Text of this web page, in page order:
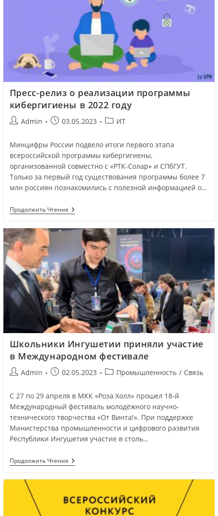
Пресс-релиз о реализации программы
кибергигиены в 2022 году
Admin 03.05.2023 ИТ
Минцифры России подвело итоги первого этапа
всероссийской программы кибергигиены,
организованной совместно с «РТК-Солар» и СПбГУТ.
Только за первый год существования программы более 7
млн россиян познакомились с полезной информацией о…
Продолжить Чтение
Школьники Ингушетии приняли участие
в Международном фестивале
Admin 02.05.2023 Промышленность / Связь
С 27 по 29 апреля в МКК «Роза Холл» прошел 18-й
Международный фестиваль молодёжного научно-
технического творчества «От Винта!». При поддержке
Министерства промышленности и цифрового развития
Республики Ингушетия участие в столь…
Продолжить Чтение